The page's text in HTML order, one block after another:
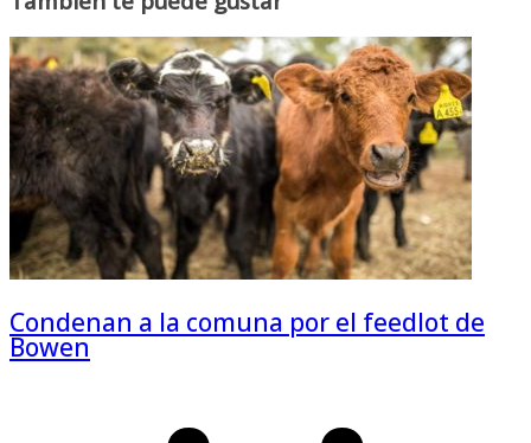
Condenan a la comuna por el feedlot de
Bowen